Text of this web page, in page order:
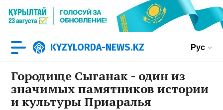
KYZYLORDA-NEWS.KZ Рус
Городище Сыганак - один из
значимых памятников истории
и культуры Приаралья